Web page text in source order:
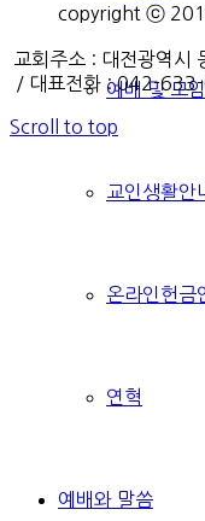
예배 및 모
교인생활안
온라인헌금
연혁
예배와 말씀
copyright ⓒ
교회주소 : 대전광역
/ 대표전화 : 042-
Scroll to top